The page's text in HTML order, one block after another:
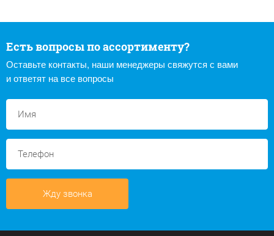
Есть вопросы по ассортименту?
Оставьте контакты, наши менеджеры свяжутся с вами
и ответят на все вопросы
Жду звонка